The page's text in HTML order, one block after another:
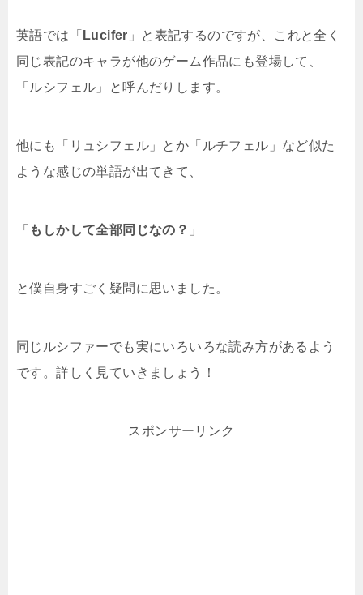
英語では「 Lucifer 」と表記するのですが、これと全く
同じ表記のキャラが他のゲーム作品にも登場して、
「ルシフェル」と呼んだりします。
他にも「リュシフェル」とか「ルチフェル」など似た
ような感じの単語が出てきて、
「 もしかして全部同じなの？ 」
と僕自身すごく疑問に思いました。
同じルシファーでも実にいろいろな読み方があるよう
です。詳しく見ていきましょう！
スポンサーリンク